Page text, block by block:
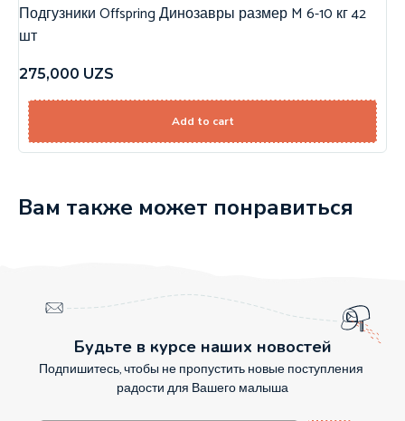
Подгузники Offspring Динозавры размер M 6-10 кг 42
шт
275,000 UZS
Add to cart
Вам также может понравиться
Будьте в курсе наших новостей
Подпишитесь, чтобы не пропустить новые поступления
радости для Вашего малыша